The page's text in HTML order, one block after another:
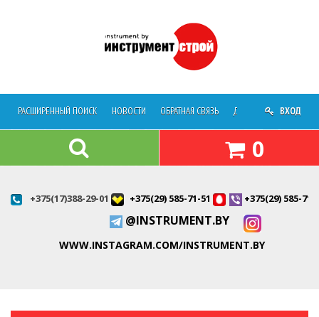
РАСШИРЕННЫЙ ПОИСК НОВОСТИ ОБРАТНАЯ СВЯЗЬ ДОСТАВКА О
ВХОД
0
+375(17)388-29-01 +375(29) 585-71-51 +375(29) 585-71-
@INSTRUMENT.BY
WWW.INSTAGRAM.COM/INSTRUMENT.BY